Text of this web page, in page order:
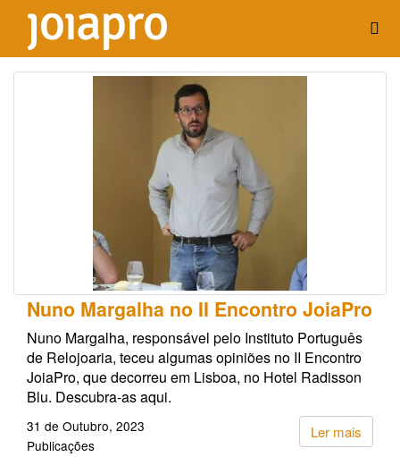
Nuno Margalha no II Encontro JoiaPro
Nuno Margalha, responsável pelo Instituto Português
de Relojoaria, teceu algumas opiniões no II Encontro
JoiaPro, que decorreu em Lisboa, no Hotel Radisson
Blu. Descubra-as aqui.
Ler mais
31 de Outubro, 2023
Publicações